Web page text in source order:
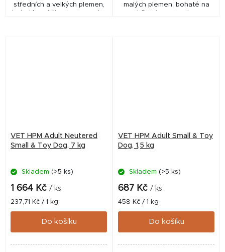
středních a velkých plemen,
bohaté na bílkoviny, s mnoha
malých plemen, bohaté na
bílkoviny, s mnoha
VET HPM Adult Neutered
Small & Toy Dog, 7 kg
Skladem (>5 ks)
1 664 Kč / ks
Měrná
cena:
237,71 Kč / 1 kg
Do košíku
VET HPM Adult Small & Toy
Dog, 1,5 kg
Skladem (>5 ks)
687 Kč / ks
Měrná
cena:
458 Kč / 1 kg
Do košíku